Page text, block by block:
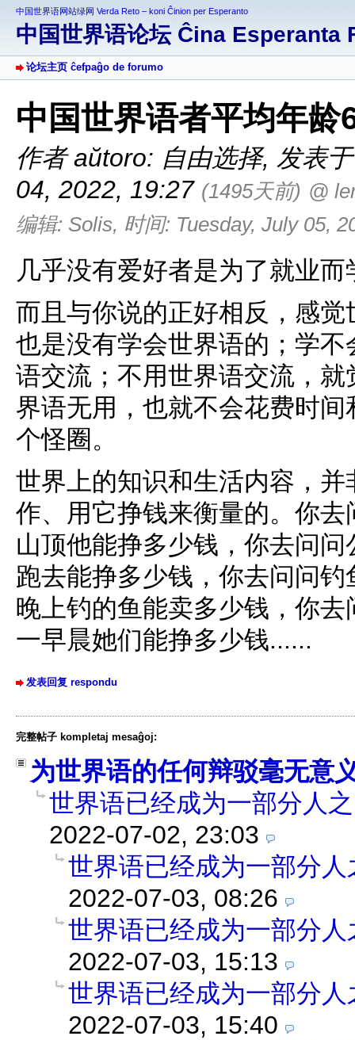
中国世界语网站绿网 Verda Reto – koni Ĉinion per Esperanto
中国世界语论坛 Ĉina Esperanta
论坛主页 ĉefpaĝo de forumo
中国世界语者平均年
作者 aŭtoro: 自由选择, 发表
04, 2022, 19:27 (1495天前) @
编辑: Solis, 时间: Tuesday, July 05,
几乎没有爱好者是为了就业
而且与你说的正好相反，感
也是没有学会世界语的；学
语交流；不用世界语交流，
界语无用，也就不会花费时
个怪圈。
世界上的知识和生活内容，
作、用它挣钱来衡量的。你
山顶他能挣多少钱，你去问
跑去能挣多少钱，你去问问
晚上钓的鱼能卖多少钱，你
一早晨她们能挣多少钱......
发表回复 respondu
完整帖子 kompletaj mesaĝoj:
为世界语的任何辩驳毫无意
世界语已经成为一部分人
2022-07-02, 23:03
世界语已经成为一部分
2022-07-03, 08:26
世界语已经成为一部分
2022-07-03, 15:13
世界语已经成为一部分
2022-07-03, 15:40